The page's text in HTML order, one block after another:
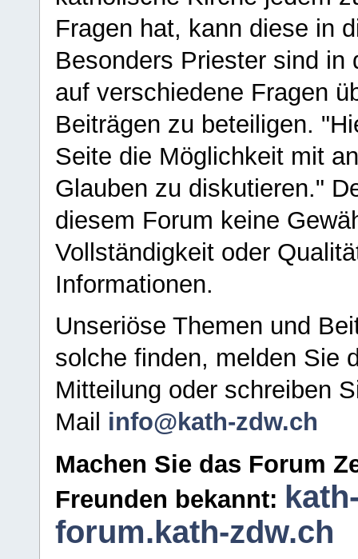
Fragen hat, kann diese in
Besonders Priester sind in
auf verschiedene Fragen
Beiträgen zu beteiligen.
Seite die Möglichkeit mit
Glauben zu diskutieren."
diesem Forum keine
Vollständigkeit oder
Informationen.
Unseriöse Themen und
solche finden, melden Sie
Mitteilung oder schreiben
Mail info@kath-zdw.ch
Machen Sie das Forum
Freunden bekannt:
forum.kath-zdw.ch